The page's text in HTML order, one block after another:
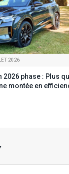
2026
2026 phase : Plus
montée en